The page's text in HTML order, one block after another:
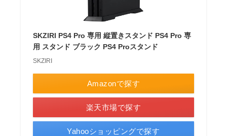
SKZIRI PS4 Pro 専用 縦置きスタンド PS4 Pro 専
用 スタンド ブラック PS4 Proスタンド
SKZIRI
Amazonで探す
楽天市場で探す
Yahooショッピングで探す